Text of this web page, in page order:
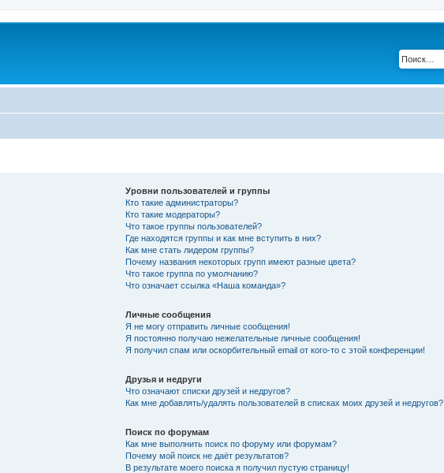
Уровни пользователей и группы
Кто такие администраторы?
Кто такие модераторы?
Что такое группы пользователей?
Где находятся группы и как мне вступить в них?
Как мне стать лидером группы?
Почему названия некоторых групп имеют разные цвета?
Что такое группа по умолчанию?
Что означает ссылка «Наша команда»?
Личные сообщения
Я не могу отправить личные сообщения!
Я постоянно получаю нежелательные личные сообщения!
Я получил спам или оскорбительный email от кого-то с этой конференции!
Друзья и недруги
Что означают списки друзей и недругов?
Как мне добавлять/удалять пользователей в списках моих друзей и недругов?
Поиск по форумам
Как мне выполнить поиск по форуму или форумам?
Почему мой поиск не даёт результатов?
В результате моего поиска я получил пустую страницу!